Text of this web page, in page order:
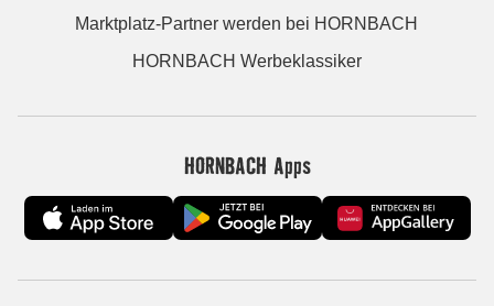
Marktplatz-Partner werden bei HORNBACH
HORNBACH Werbeklassiker
HORNBACH Apps